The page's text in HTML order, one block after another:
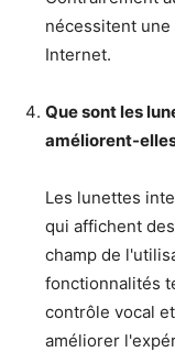
nécessitent
Internet.
Que sont les
améliorent-
Les lunettes
qui affichent
champ de
fonctionnalités
contrôle vocal
améliorer